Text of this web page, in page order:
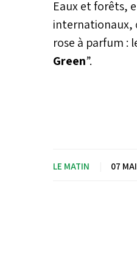
Eaux et forêts,
internationaux,
rose à parfum :
Green”.
LE MATIN 07